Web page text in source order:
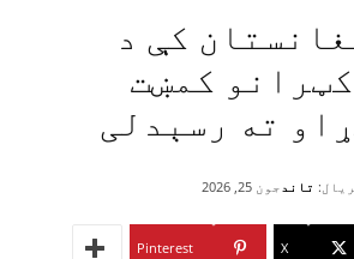
کې د
کمښت
ته رسېدلی
تاند جون 25, 2026
X
Pinterest